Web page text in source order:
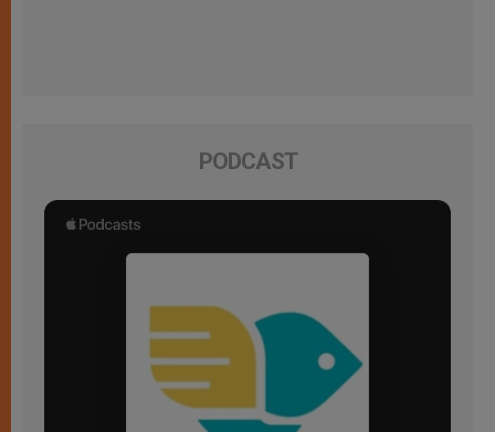
PODCAST